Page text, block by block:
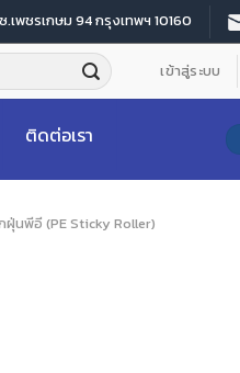
.เพชรเกษม 94 กรุงเทพฯ 10160
เข้าสู่ระบบ
ติดต่อเรา
นพีอี (PE Sticky Roller)